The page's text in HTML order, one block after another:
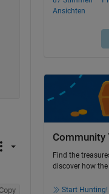
Copy
Community
Find the
discover how
Start Hunting!